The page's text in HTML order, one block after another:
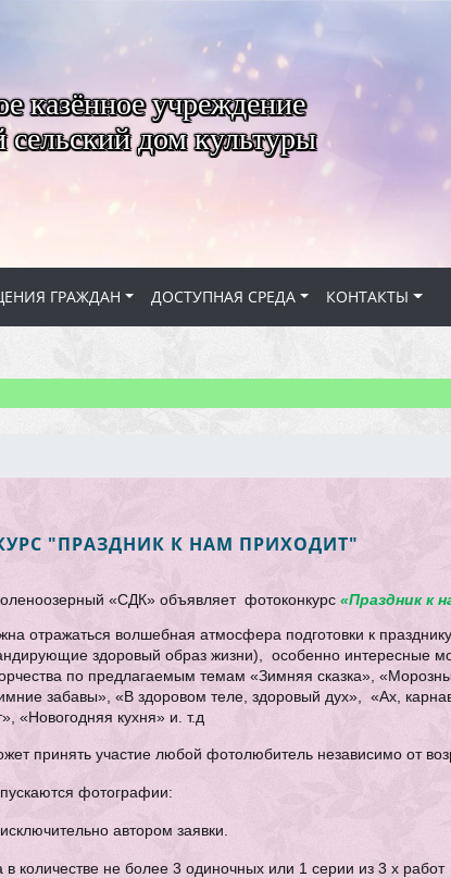
казённое учреждение
дом культуры
ГРАЖДАН ДОСТУПНАЯ СРЕДА КОНТАКТЫ
"ПРАЗДНИК К НАМ ПРИХОДИТ"
«СДК» объявляет фотоконкурс «Праздник к
отражаться волшебная атмосфера подготовки к
здоровый образ жизни), особенно интересные
по предлагаемым темам «Зимняя сказка»,
забавы», «В здоровом теле, здоровый дух», «Ах,
«Новогодняя кухня» и. т.д
принять участие любой фотолюбитель независимо от
фотографии:
автором заявки.
в количестве не более 3 одиночных или 1 серии из 3 х работ